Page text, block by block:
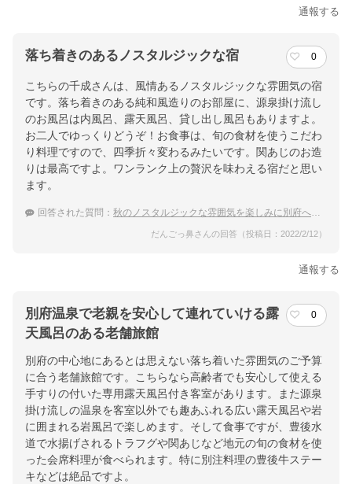
通報する
落ち着きのあるノスタルジックな宿 0
こちらの千成さんは、風情あるノスタルジックな雰囲気の宿
です。落ち着きのある純和風造りのお部屋に、源泉掛け流し
のお風呂は内風呂、露天風呂、貸し出し風呂もありますよ。
お二人でゆっくりどうぞ！お食事は、旬の食材を使うこだわ
り料理ですので、四季折々変わるみたいです。関あじのお造
りは最高ですよ。ワンランク上の贅沢を味わえる宿だと思い
ます。
回答された質問： 秋のノスタルジックな雰囲気を楽しみに別府へ。カップル向けの温泉宿は？
だんごっ鼻さんの回答（投稿日：2022/2/12）
通報する
別府温泉で老親を安心して連れていける露
天風呂のある老舗旅館
0
別府の中心地にあるとは思えない落ち着いた雰囲気のご予算
に合う老舗旅館です。こちらなら高齢者でも安心して使える
手すりの付いた専用露天風呂付き客室があります。また源泉
掛け流しの温泉を客室以外でも趣あふれる広い露天風呂や岩
に囲まれる岩風呂で楽しめます。そして食事ですが、豊後水
道で水揚げされるトラフグや関あじなど地元の旬の食材を使
った会席料理が食べられます。特に別注料理の豊後牛ステー
キなどは絶品ですよ。